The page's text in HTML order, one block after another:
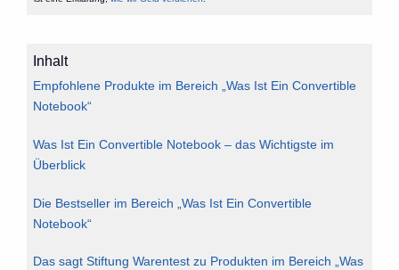
Inhalt
Empfohlene Produkte im Bereich „Was Ist Ein Convertible
Notebook“
Was Ist Ein Convertible Notebook – das Wichtigste im
Überblick
Die Bestseller im Bereich „Was Ist Ein Convertible
Notebook“
Das sagt Stiftung Warentest zu Produkten im Bereich „Was